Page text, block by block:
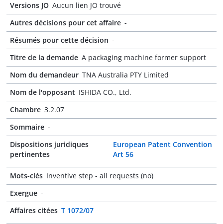
Versions JO Aucun lien JO trouvé
Autres décisions pour cet affaire -
Résumés pour cette décision -
Titre de la demande A packaging machine former support
Nom du demandeur TNA Australia PTY Limited
Nom de l'opposant ISHIDA CO., Ltd.
Chambre 3.2.07
Sommaire -
Dispositions juridiques
pertinentes
European Patent Convention
Art 56
Mots-clés Inventive step - all requests (no)
Exergue -
Affaires citées T 1072/07